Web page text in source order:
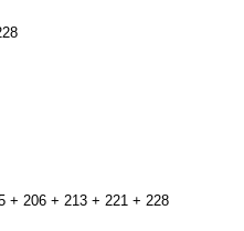
+ 206 + 213 + 221 + 228